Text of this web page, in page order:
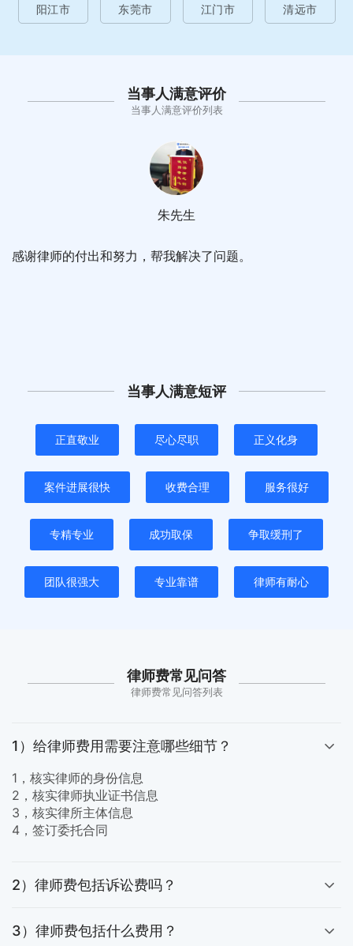
阳江市 东莞市 江门市 清远市
当事人满意评价
当事人满意评价列表
感谢律师的付出和努力，帮我解决了问题。
朱先生
当事人满意短评
正直敬业 尽心尽职 正义化身
案件进展很快 收费合理 服务很好
专精专业 成功取保 争取缓刑了
团队很强大 专业靠谱 律师有耐心
律师费常见问答
律师费常见问答列表
1）给律师费用需要注意哪些细节？
1，核实律师的身份信息
2，核实律师执业证书信息
3，核实律所主体信息
4，签订委托合同
2）律师费包括诉讼费吗？
3）律师费包括什么费用？